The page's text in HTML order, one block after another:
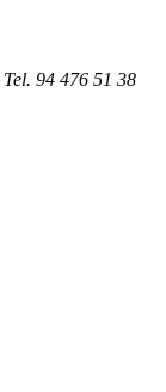
Tel. 94 476 51 38